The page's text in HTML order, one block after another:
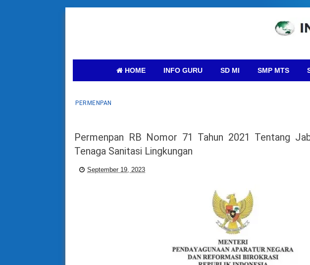
HOME INFO GURU SD MI SMP MTS
PERMENPAN
Permenpan RB Nomor 71 Tahun 2021 Tentang
Tenaga Sanitasi Lingkungan
September 19, 2023